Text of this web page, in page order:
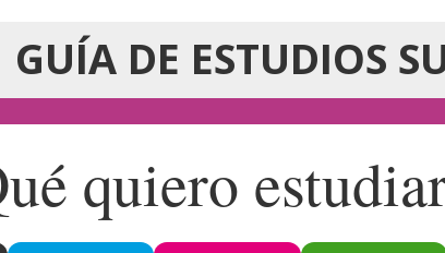
GUÍA DE ESTUDIOS
quiero